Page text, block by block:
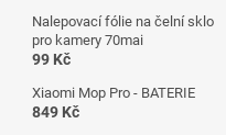
Nalepovací fólie na čelní sklo
pro kamery 70mai
99 Kč
Xiaomi Mop Pro - BATERIE
849 Kč